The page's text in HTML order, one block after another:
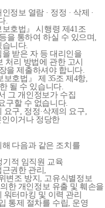
정보 열람 · 정정 · 삭제 ·
.
호법』 시행령 제41조
을 통하여 하실 수 있으며,
니다.
받은 자 등 대리인을
처리 방법에 관한 고시
을 제출하셔야 합니다.
호법』 제 35조 제4항,
될 수 있습니다.
그 개인정보가 수집
구할 수 없습니다.
구, 정정·삭제의 요구,
이거나 정당한
다음과 같은 조치를
기적 임직원 교육
권한 관리,
변조 방지, 고유식별정보
한 개인정보 유출 및 훼손을
터마킹 및 이력 관리
통제 절차를 수립, 운영